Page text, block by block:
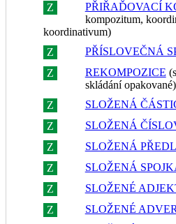
Z
PŘIŘAĎOVACÍ
kompozitum,
koordinativum)
Z
PŘÍSLOVEČNÁ
Z
REKOMPOZICE
skládání opakované)
Z
SLOŽENÁ
Z
SLOŽENÁ
Z
SLOŽENÁ
Z
SLOŽENÁ
Z
SLOŽENÉ
Z
SLOŽENÉ